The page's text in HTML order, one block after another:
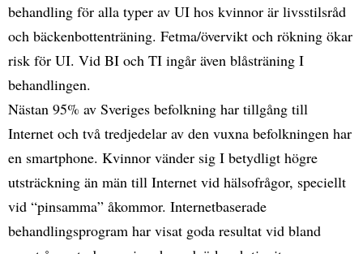
behandling för alla typer av UI hos kvinnor är livsstilsråd
och bäckenbottenträning. Fetma/övervikt och rökning ökar
risk för UI. Vid BI och TI ingår även blåsträning I
behandlingen.
Nästan 95% av Sveriges befolkning har tillgång till
Internet och två tredjedelar av den vuxna befolkningen har
en smartphone. Kvinnor vänder sig I betydligt högre
utsträckning än män till Internet vid hälsofrågor, speciellt
vid “pinsamma” åkommor. Internetbaserade
behandlingsprogram har visat goda resultat vid bland